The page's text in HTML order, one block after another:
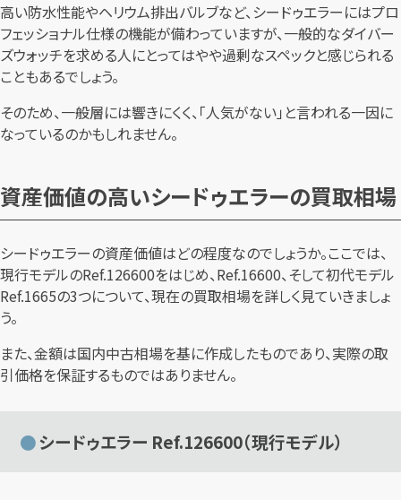
高い防水性能やヘリウム排出バルブなど、シードゥエラーにはプロ
フェッショナル仕様の機能が備わっていますが、一般的なダイバー
ズウォッチを求める人にとってはやや過剰なスペックと感じられる
こともあるでしょう。
そのため、一般層には響きにくく、「人気がない」と言われる一因に
なっているのかもしれません。
資産価値の高いシードゥエラーの買取相場
シードゥエラーの資産価値はどの程度なのでしょうか。ここでは、
現行モデルのRef.126600をはじめ、Ref.16600、そして初代モデル
Ref.1665の3つについて、現在の買取相場を詳しく見ていきましょ
う。
また、金額は国内中古相場を基に作成したものであり、実際の取
引価格を保証するものではありません。
シードゥエラー Ref.126600（現行モデル）